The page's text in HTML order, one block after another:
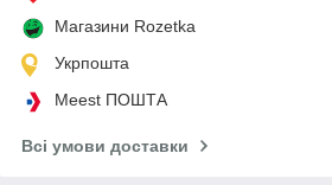
Магазини Rozetka
Укрпошта
Meest ПОШТА
Всі умови доставки